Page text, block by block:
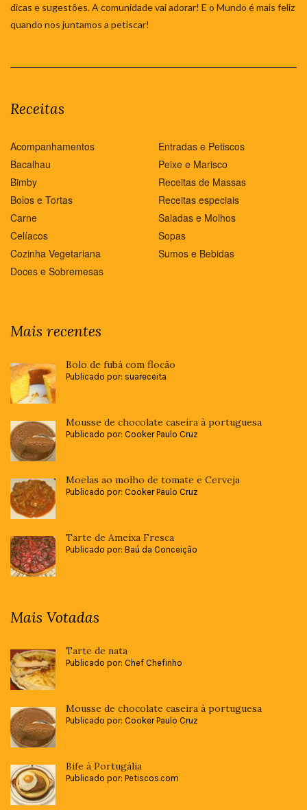
dicas e sugestões. A comunidade vai adorar! E o Mundo é mais feliz
quando nos juntamos a petiscar!
Receitas
Acompanhamentos
Bacalhau
Bimby
Bolos e Tortas
Carne
Celíacos
Cozinha Vegetariana
Doces e Sobremesas
Entradas e Petiscos
Peixe e Marisco
Receitas de Massas
Receitas especiais
Saladas e Molhos
Sopas
Sumos e Bebidas
Mais recentes
Bolo de fubá com flocão
Publicado por: suareceita
Mousse de chocolate caseira à portuguesa
Publicado por: Cooker Paulo Cruz
Moelas ao molho de tomate e Cerveja
Publicado por: Cooker Paulo Cruz
Tarte de Ameixa Fresca
Publicado por: Baú da Conceição
Mais Votadas
Tarte de nata
Publicado por: Chef Chefinho
Mousse de chocolate caseira à portuguesa
Publicado por: Cooker Paulo Cruz
Bife à Portugália
Publicado por: Petiscos.com